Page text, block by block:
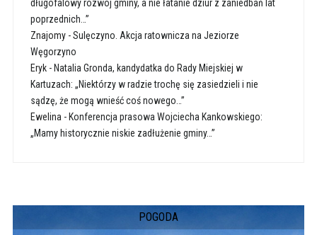
długofalowy rozwój gminy, a nie łatanie dziur z zaniedbań lat
poprzednich…”
Znajomy-Sulęczyno. Akcja ratownicza na Jeziorze
Węgorzyno
Eryk- Natalia Gronda, kandydatka do Rady Miejskiej w
Kartuzach: „Niektórzy w radzie trochę się zasiedzieli i nie
sądzę, że mogą wnieść coś nowego…”
Ewelina - Konferencja prasowa Wojciecha Kankowskiego:
„Mamy historycznie niskie zadłużenie gminy…”
POGODA